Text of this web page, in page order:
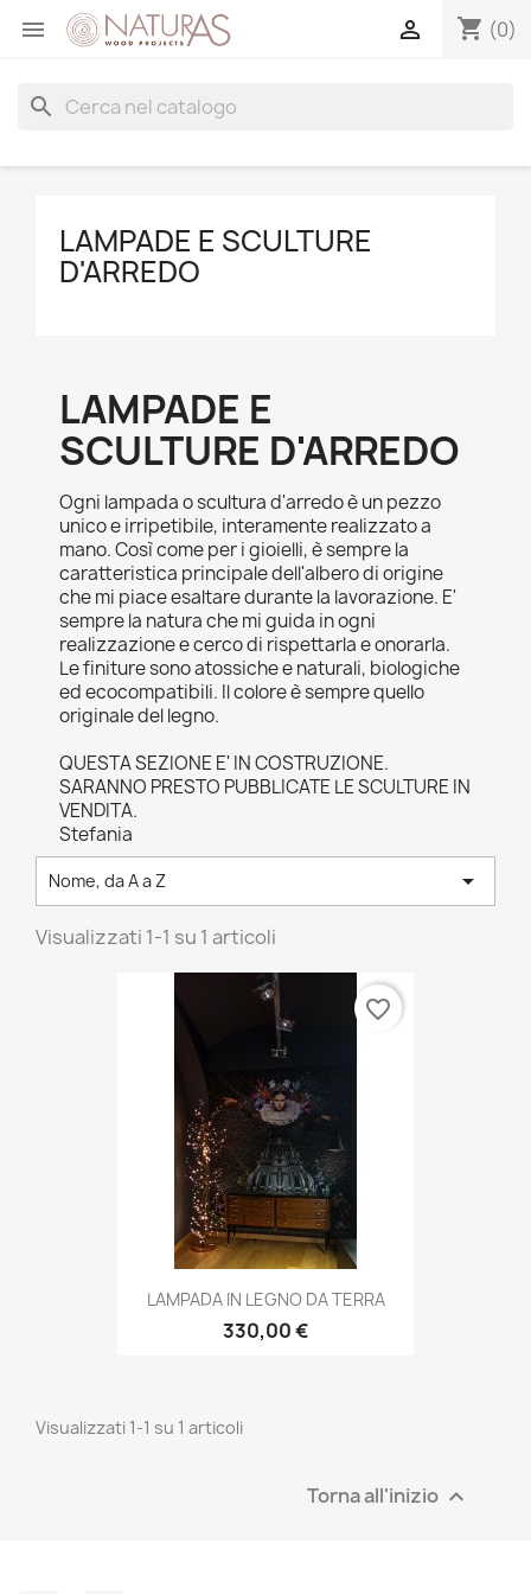
 shopping_cart (0)

search
LAMPADE E SCULTURE
D'ARREDO
LAMPADE E
SCULTURE D'ARREDO
Ogni lampada o scultura d'arredo è un pezzo
unico e irripetibile, interamente realizzato a
mano. Così come per i gioielli, è sempre la
caratteristica principale dell'albero di origine
che mi piace esaltare durante la lavorazione. E'
sempre la natura che mi guida in ogni
realizzazione e cerco di rispettarla e onorarla.
Le finiture sono atossiche e naturali, biologiche
ed ecocompatibili. Il colore è sempre quello
originale del legno.
QUESTA SEZIONE E' IN COSTRUZIONE.
SARANNO PRESTO PUBBLICATE LE SCULTURE IN
VENDITA.
Stefania
Nome, da A a Z 
Visualizzati 1-1 su 1 articoli
LAMPADA IN LEGNO DA TERRA
330,00 €
favorite_border
Visualizzati 1-1 su 1 articoli
Torna all'inizio 